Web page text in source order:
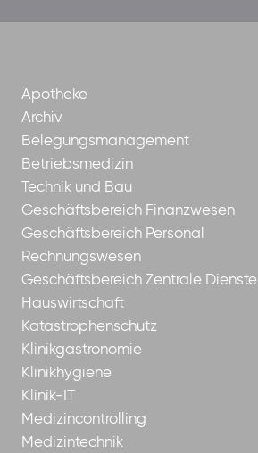
Apotheke
Archiv
Belegungsmanagement
Betriebsmedizin
Technik und Bau
Geschäftsbereich Finanzwesen
Geschäftsbereich Personal
Rechnungswesen
Geschäftsbereich Zentrale Dienste
Hauswirtschaft
Katastrophenschutz
Klinikgastronomie
Klinikhygiene
Klinik-IT
Medizincontrolling
Medizintechnik